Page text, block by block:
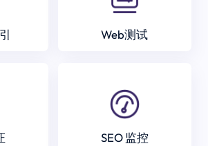
Web测试
SEO 监控